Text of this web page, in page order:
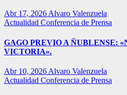
Abr 17, 2026 Alvaro Valenzuela
Actualidad Conferencia de Prensa
GAGO PREVIO A ÑUBLENSE:
VICTORIA».
Abr 10, 2026 Alvaro Valenzuela
Actualidad Conferencia de Prensa